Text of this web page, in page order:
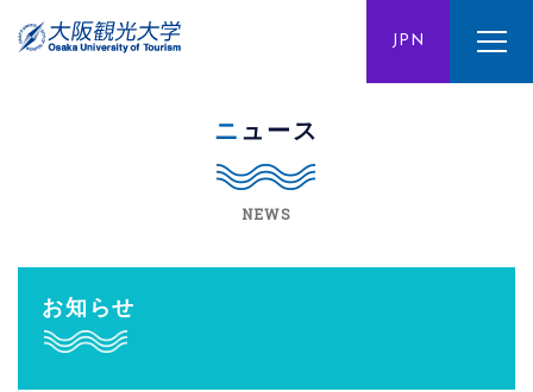
JPN
ENG CHN
ニュース
NEWS
お知らせ